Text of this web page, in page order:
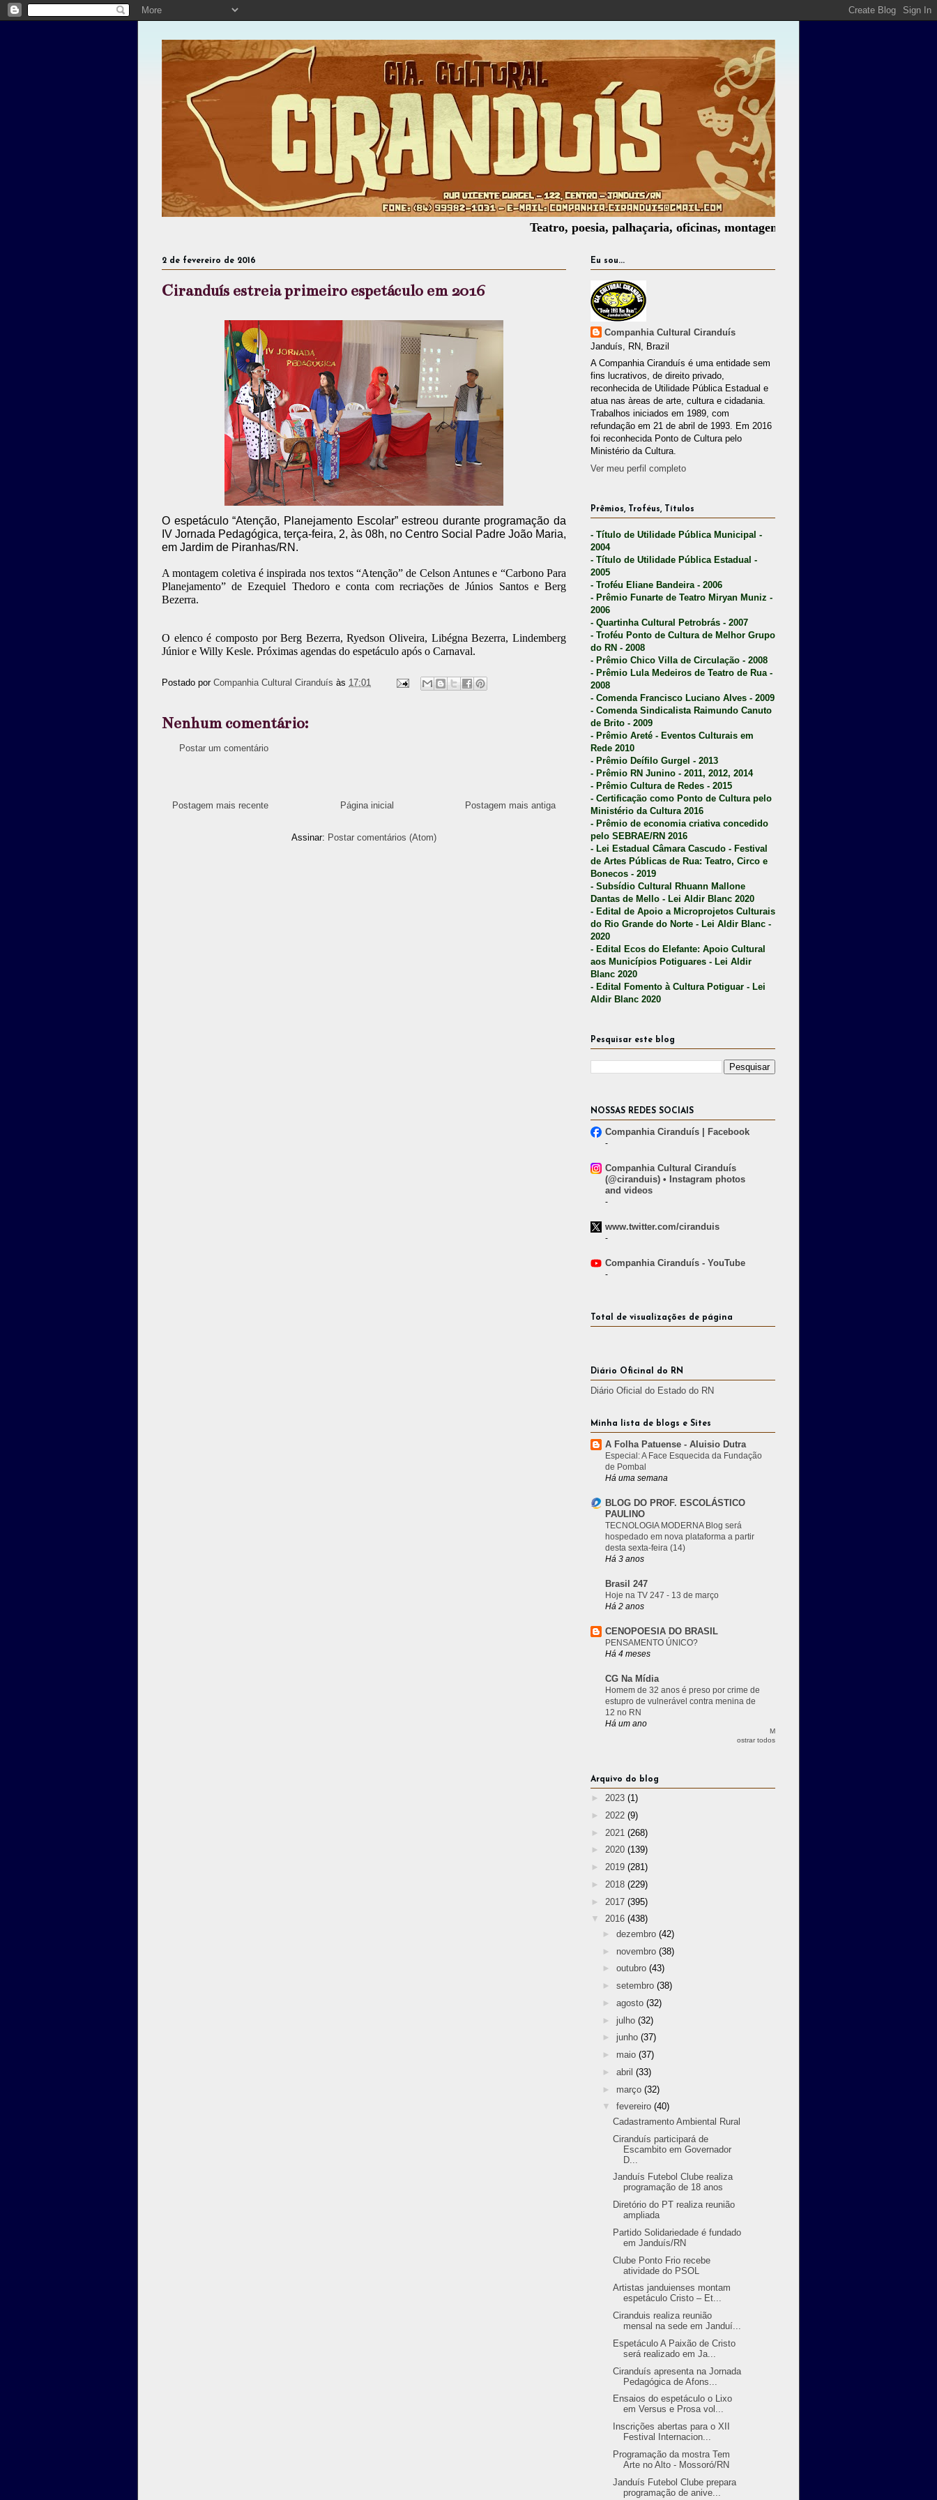
Teatro, poesia, palhaçaria, oficinas, montagem de espetáculos, assessoria
2 de fevereiro de 2016
Ciranduís estreia primeiro espetáculo em 2016
O espetáculo “Atenção, Planejamento Escolar” estreou durante programação da
IV Jornada Pedagógica, terça-feira, 2, às 08h, no Centro Social Padre João Maria,
em Jardim de Piranhas/RN.
A montagem coletiva é inspirada nos textos “Atenção” de Celson Antunes e “Carbono Para
Planejamento” de Ezequiel Thedoro e conta com recriações de Júnios Santos e Berg
Bezerra.
O elenco é composto por Berg Bezerra, Ryedson Oliveira, Libégna Bezerra, Lindemberg
Júnior e Willy Kesle. Próximas agendas do espetáculo após o Carnaval.
Postado por Companhia Cultural Ciranduís às 17:01
Nenhum comentário:
Postar um comentário
Postagem mais recente Postagem mais antiga
Página inicial
Assinar: Postar comentários (Atom)
Eu sou...
Companhia Cultural Ciranduís
Janduís, RN, Brazil
A Companhia Ciranduís é uma entidade sem
fins lucrativos, de direito privado,
reconhecida de Utilidade Pública Estadual e
atua nas àreas de arte, cultura e cidadania.
Trabalhos iniciados em 1989, com
refundação em 21 de abril de 1993. Em 2016
foi reconhecida Ponto de Cultura pelo
Ministério da Cultura.
Ver meu perfil completo
Prêmios, Troféus, Títulos
- Título de Utilidade Pública Municipal -
2004
- Título de Utilidade Pública Estadual -
2005
- Troféu Eliane Bandeira - 2006
- Prêmio Funarte de Teatro Miryan Muniz -
2006
- Quartinha Cultural Petrobrás - 2007
- Troféu Ponto de Cultura de Melhor Grupo
do RN - 2008
- Prêmio Chico Villa de Circulação - 2008
- Prêmio Lula Medeiros de Teatro de Rua -
2008
- Comenda Francisco Luciano Alves - 2009
- Comenda Sindicalista Raimundo Canuto
de Brito - 2009
- Prêmio Areté - Eventos Culturais em
Rede 2010
- Prêmio Deífilo Gurgel - 2013
- Prêmio RN Junino - 2011, 2012, 2014
- Prêmio Cultura de Redes - 2015
- Certificação como Ponto de Cultura pelo
Ministério da Cultura 2016
- Prêmio de economia criativa concedido
pelo SEBRAE/RN 2016
- Lei Estadual Câmara Cascudo - Festival
de Artes Públicas de Rua: Teatro, Circo e
Bonecos - 2019
- Subsídio Cultural Rhuann Mallone
Dantas de Mello - Lei Aldir Blanc 2020
- Edital de Apoio a Microprojetos Culturais
do Rio Grande do Norte - Lei Aldir Blanc -
2020
- Edital Ecos do Elefante: Apoio Cultural
aos Municípios Potiguares - Lei Aldir
Blanc 2020
- Edital Fomento à Cultura Potiguar - Lei
Aldir Blanc 2020
Pesquisar este blog
NOSSAS REDES SOCIAIS
Companhia Ciranduís | Facebook
-
Companhia Cultural Ciranduís
(@ciranduis) • Instagram photos
and videos
-
www.twitter.com/ciranduis
-
Companhia Ciranduís - YouTube
-
Total de visualizações de página
Diário Oficinal do RN
Diário Oficial do Estado do RN
Minha lista de blogs e Sites
A Folha Patuense - Aluisio Dutra
Especial: A Face Esquecida da Fundação
de Pombal
Há uma semana
BLOG DO PROF. ESCOLÁSTICO
PAULINO
TECNOLOGIA MODERNA Blog será
hospedado em nova plataforma a partir
desta sexta-feira (14)
Há 3 anos
Brasil 247
Hoje na TV 247 - 13 de março
Há 2 anos
CENOPOESIA DO BRASIL
PENSAMENTO ÚNICO?
Há 4 meses
CG Na Mídia
Homem de 32 anos é preso por crime de
estupro de vulnerável contra menina de
12 no RN
Há um ano
M
ostrar todos
Arquivo do blog
► 2023 (1)
► 2022 (9)
► 2021 (268)
► 2020 (139)
► 2019 (281)
► 2018 (229)
► 2017 (395)
▼ 2016 (438)
► dezembro (42)
► novembro (38)
► outubro (43)
► setembro (38)
► agosto (32)
► julho (32)
► junho (37)
► maio (37)
► abril (33)
► março (32)
▼ fevereiro (40)
Cadastramento Ambiental Rural
Ciranduís participará de
Escambito em Governador
D...
Janduís Futebol Clube realiza
programação de 18 anos
Diretório do PT realiza reunião
ampliada
Partido Solidariedade é fundado
em Janduís/RN
Clube Ponto Frio recebe
atividade do PSOL
Artistas janduienses montam
espetáculo Cristo – Et...
Ciranduis realiza reunião
mensal na sede em Janduí...
Espetáculo A Paixão de Cristo
será realizado em Ja...
Ciranduís apresenta na Jornada
Pedagógica de Afons...
Ensaios do espetáculo o Lixo
em Versus e Prosa vol...
Inscrições abertas para o XII
Festival Internacion...
Programação da mostra Tem
Arte no Alto - Mossoró/RN
Janduís Futebol Clube prepara
programação de anive...